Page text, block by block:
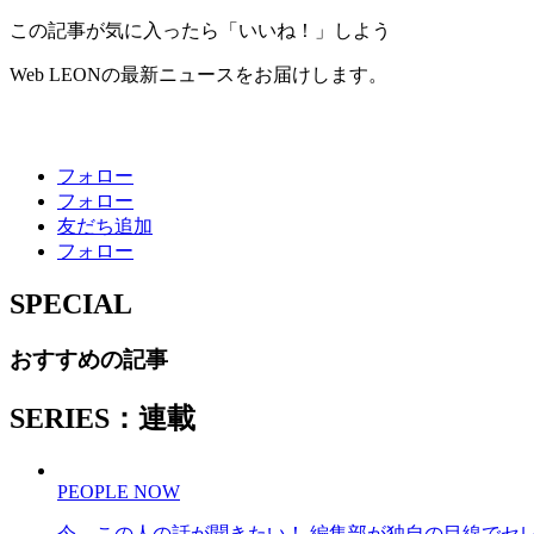
この記事が気に入ったら「いいね！」しよう
Web LEONの最新ニュースをお届けします。
フォロー
フォロー
友だち追加
フォロー
SPECIAL
おすすめの記事
SERIES：連載
PEOPLE NOW